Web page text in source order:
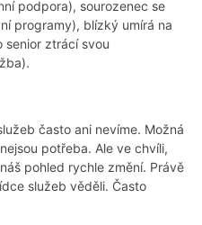
podpora), sourozenec se
programy), blízký umírá na
senior ztrácí svou
často ani nevíme. Možná
potřeba. Ale ve chvíli,
pohled rychle změní. Právě
služeb věděli. Často